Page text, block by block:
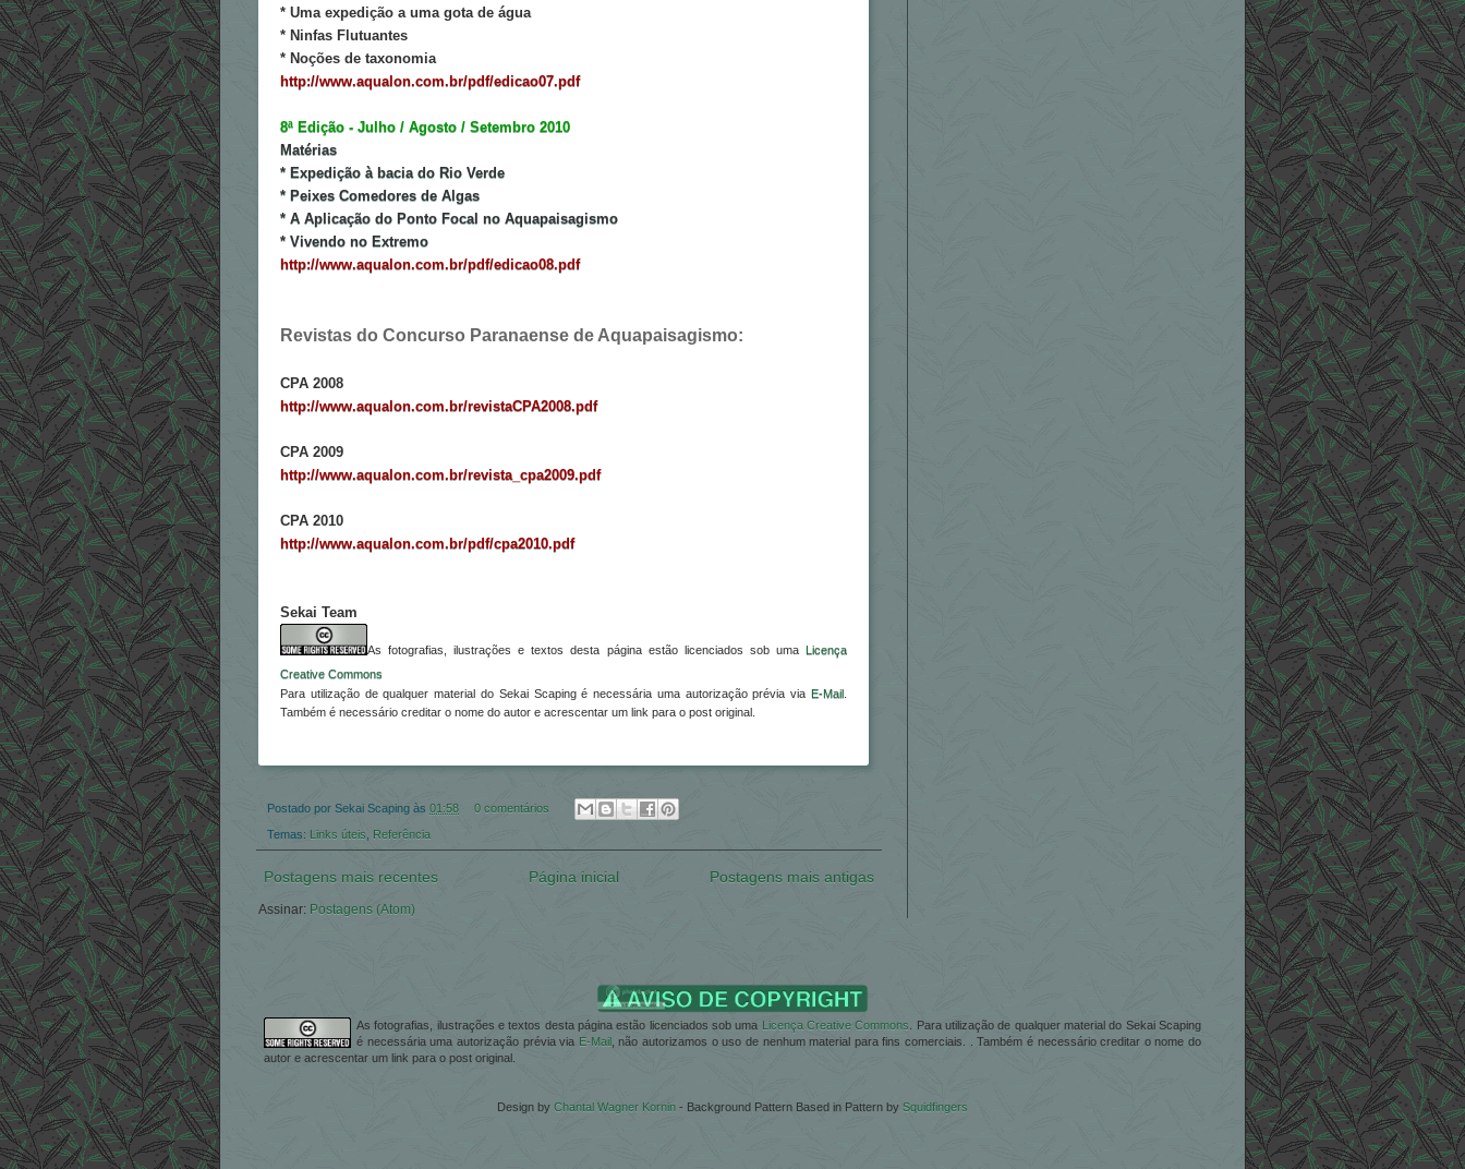
* Uma expedição a uma gota de água
* Ninfas Flutuantes
* Noções de taxonomia
http://www.aqualon.com.br/pdf/edicao07.pdf
8ª Edição - Julho / Agosto / Setembro 2010
Matérias
* Expedição à bacia do Rio Verde
* Peixes Comedores de Algas
* A Aplicação do Ponto Focal no Aquapaisagismo
* Vivendo no Extremo
http://www.aqualon.com.br/pdf/edicao08.pdf
Revistas do Concurso Paranaense de Aquapaisagismo:
CPA 2008
http://www.aqualon.com.br/revistaCPA2008.pdf
CPA 2009
http://www.aqualon.com.br/revista_cpa2009.pdf
CPA 2010
http://www.aqualon.com.br/pdf/cpa2010.pdf
Sekai Team
As fotografias, ilustrações e textos desta página estão licenciados sob uma
Licença
Creative Commons
Para utilização de qualquer material do Sekai Scaping é necessária uma autorização prévia via E-Mail
Também é necessário creditar o nome do autor e acrescentar um link para o post original.
Postado por Sekai Scaping às 01:58 0 comentários
Temas: Links úteis Referência
Postagens mais recentes Postagens mais antigas
Página inicial
Assinar: Postagens (Atom)
As fotografias, ilustrações e textos desta página estão licenciados sob uma Licença Creative Commons
. Para utilização de qualquer material do Sekai Scaping
é necessária uma autorização prévia via E-Mail, não autorizamos o uso de nenhum material para fins comerciais. . Também é necessário creditar o nome do
autor e acrescentar um link para o post original.
Design by Chantal Wagner Kornin - Background Pattern Based in Pattern by Squidfingers